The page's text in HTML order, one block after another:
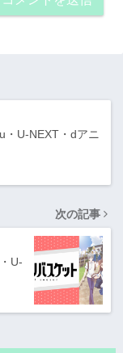
・U-NEXT・dアニ
次の記事
U-